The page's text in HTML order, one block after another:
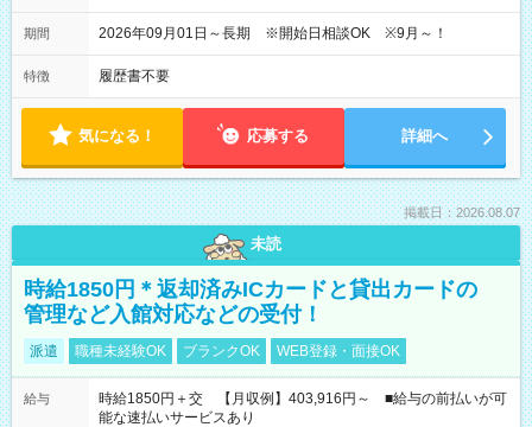
期間 2026年09月01日～長期 ※開始日相談OK ※9月～！
特徴 履歴書不要
気になる！ 応募する 詳細へ
掲載日：2026.08.07
未読
時給1850円＊返却済みICカードと貸出カードの
管理など入館対応などの受付！
派遣 職種未経験OK ブランクOK WEB登録・面接OK
給与
時給1850円＋交 【月収例】403,916円～ ■給与の前払いが可
能な速払いサービスあり